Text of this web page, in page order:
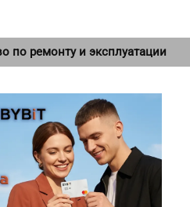
по ремонту и эксплуатации